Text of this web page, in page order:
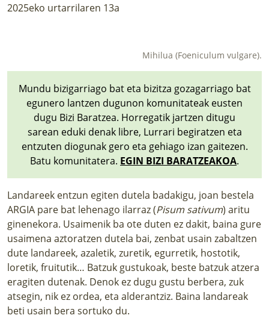
2025eko urtarrilaren 13a
Mihilua (Foeniculum vulgare).
Mundu bizigarriago bat eta bizitza gozagarriago bat
egunero lantzen dugunon komunitateak eusten
dugu Bizi Baratzea. Horregatik jartzen ditugu
sarean eduki denak libre, Lurrari begiratzen eta
entzuten diogunak gero eta gehiago izan gaitezen.
Batu komunitatera. EGIN BIZI BARATZEAKOA.
Landareek entzun egiten dutela badakigu, joan bestela
ARGIA pare bat lehenago ilarraz (Pisum sativum) aritu
ginenekora. Usaimenik ba ote duten ez dakit, baina gure
usaimena aztoratzen dutela bai, zenbat usain zabaltzen
dute landareek, azaletik, zuretik, egurretik, hostotik,
loretik, fruitutik… Batzuk gustukoak, beste batzuk atzera
eragiten dutenak. Denok ez dugu gustu berbera, zuk
atsegin, nik ez ordea, eta alderantziz. Baina landareak
beti usain bera sortuko du.